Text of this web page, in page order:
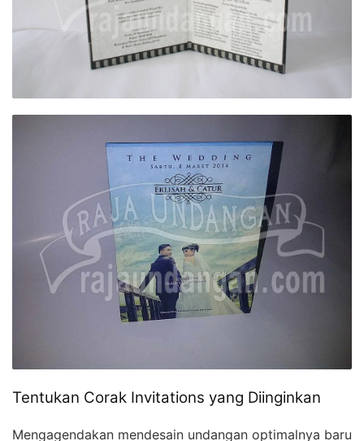
Tentukan Corak Invitations yang Diinginkan
Mengagendakan mendesain undangan optimalnya baru